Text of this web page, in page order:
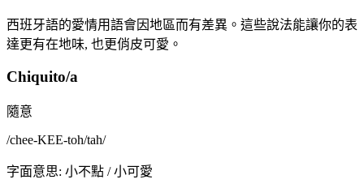
西班牙語的愛情用語會因地區而有差異。這些說法能讓你的表
達更有在地味, 也更俏皮可愛。
Chiquito/a
隨意
/chee-KEE-toh/tah/
字面意思: 小不點 / 小可愛